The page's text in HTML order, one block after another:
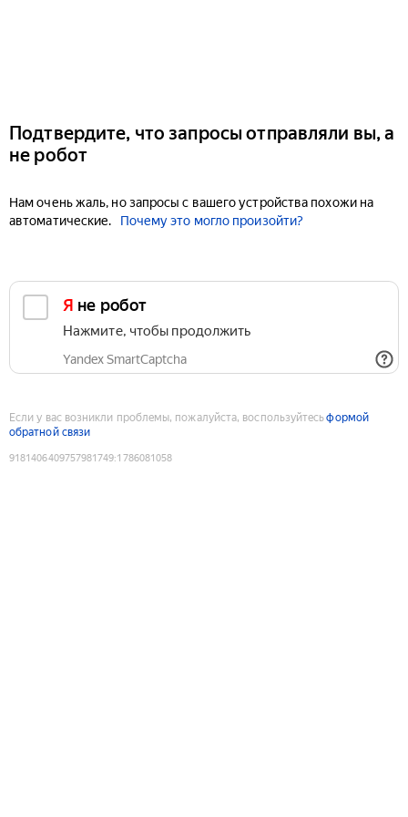
Подтвердите, что запросы отправляли вы, а
не робот
Нам очень жаль, но запросы с вашего устройства похожи на
автоматические.
Почему это могло произойти?
Я не робот
Нажмите, чтобы продолжить
Yandex SmartCaptcha
Если у вас возникли проблемы, пожалуйста, воспользуйтесьформой
обратной связи
9181406409757981749:1786081058